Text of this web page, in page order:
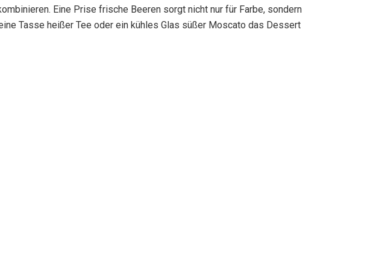
Eine Prise frische Beeren sorgt nicht nur für Farbe, sondern
Tasse heißer Tee oder ein kühles Glas süßer Moscato das Dessert